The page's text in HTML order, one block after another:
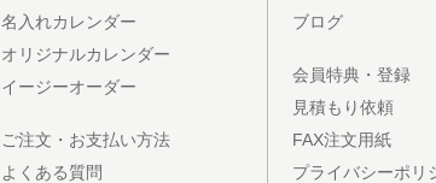
名入れカレンダー
オリジナルカレンダー
イージーオーダー
ご注文・お支払い方法
よくある質問
ブログ
会員特典・登録
見積もり依頼
FAX注文用紙
プライバシーポリ